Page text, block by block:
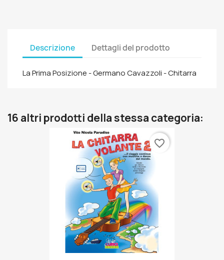
Descrizione Dettagli del prodotto
La Prima Posizione - Germano Cavazzoli - Chitarra
16 altri prodotti della stessa categoria:
favorite_border